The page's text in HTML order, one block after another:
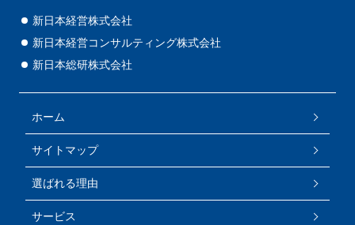
新日本経営株式会社
新日本経営コンサルティング株式会社
新日本総研株式会社
ホーム
サイトマップ
選ばれる理由
サービス